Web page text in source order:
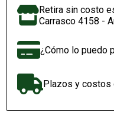
Retira sin costo
Carrasco 4158 -
¿Cómo lo puedo
Plazos y costos